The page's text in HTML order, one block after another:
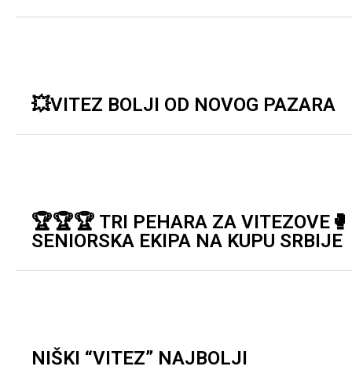
💥VITEZ BOLJI OD NOVOG PAZARA
🏆🏆🏆 TRI PEHARA ZA
SENIORSKA EKIPA NA KUPU SRBIJE
NIŠKI “VITEZ” NAJBOLJI